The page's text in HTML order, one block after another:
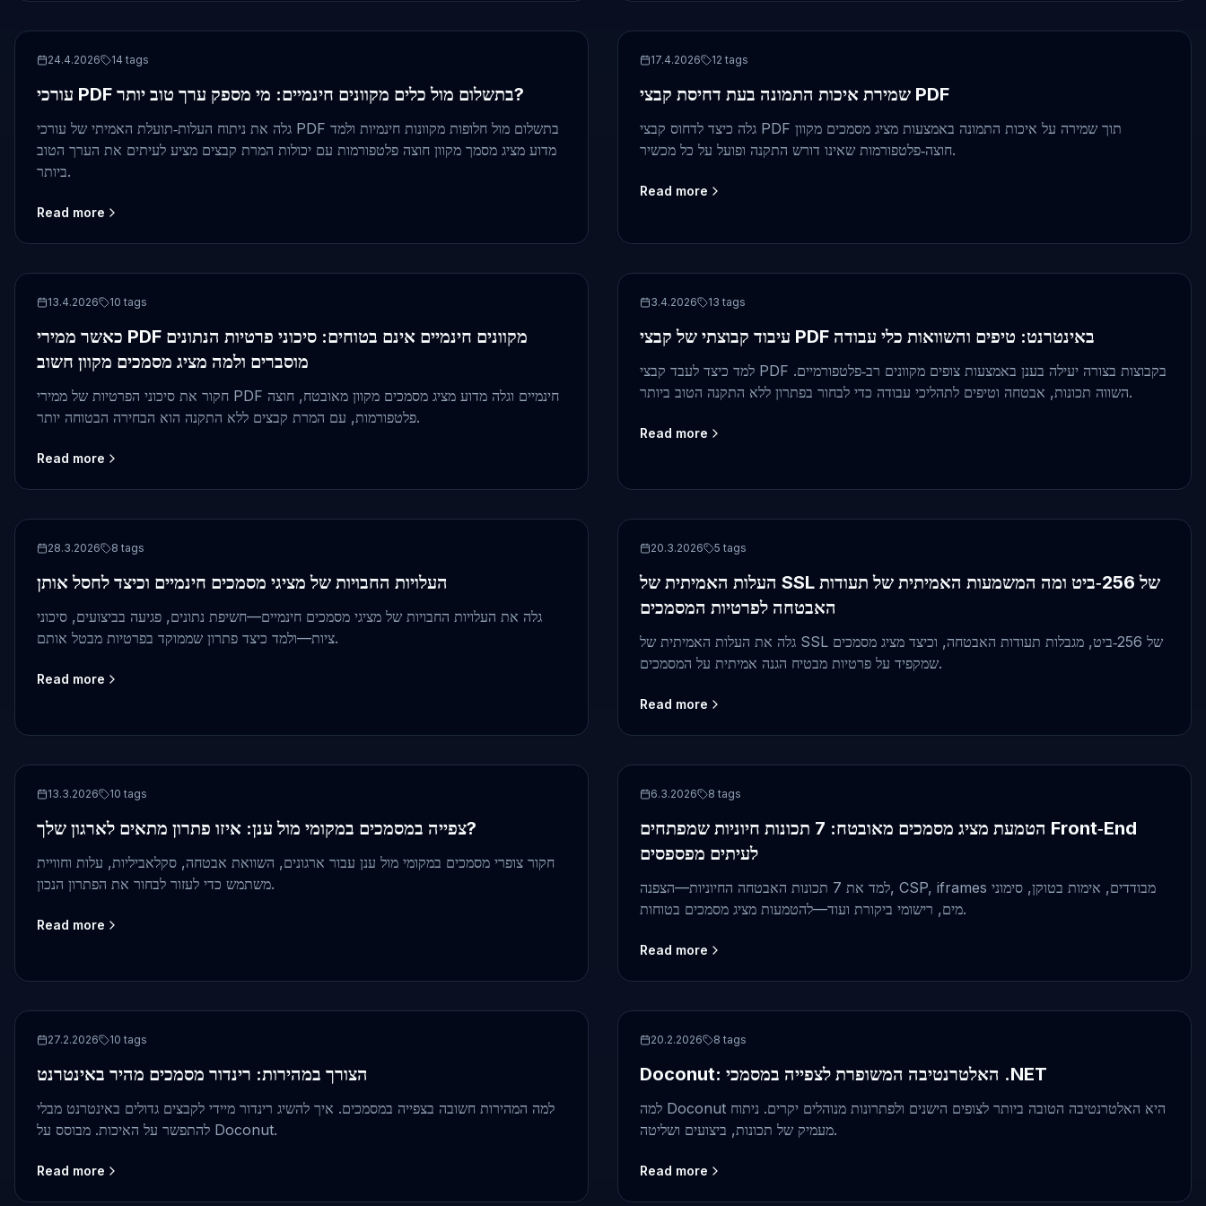
pdf24.4.2026 14 tags
עורכי PDF בתשלום מול כלים מקוונים חינמיים: מי מספק ערך טוב יותר?
גלה את ניתוח העלות‑תועלת האמיתי של עורכי PDF בתשלום מול חלופות מקוונות חינמיות ולמד
מדוע מציג מסמך מקוון חוצה פלטפורמות עם יכולות המרת קבצים מציע לעיתים את הערך הטוב
ביותר.
Read more
PDF compression
17.4.2026 12 tags
שמירת איכות התמונה בעת דחיסת קבצי PDF
גלה כיצד לדחוס קבצי PDF תוך שמירה על איכות התמונה באמצעות מציג מסמכים מקוון
חוצה‑פלטפורמות שאינו דורש התקנה ופועל על כל מכשיר.
Read more
PDF conversion
13.4.2026 10 tags
כאשר ממירי PDF מקוונים חינמיים אינם בטוחים: סיכוני פרטיות הנתונים
מוסברים ולמה מציג מסמכים מקוון חשוב
חקור את סיכוני הפרטיות של ממירי PDF חינמיים וגלה מדוע מציג מסמכים מקוון מאובטח, חוצה
פלטפורמות, עם המרת קבצים ללא התקנה הוא הבחירה הבטוחה יותר.
Read more
PDF
3.4.2026 13 tags
עיבוד קבוצתי של קבצי PDF באינטרנט: טיפים והשוואות כלי עבודה
למד כיצד לעבד קבצי PDF בקבוצות בצורה יעילה בענן באמצעות צופים מקוונים רב‑פלטפורמיים.
השווה תכונות, אבטחה וטיפים לתהליכי עבודה כדי לבחור בפתרון ללא התקנה הטוב ביותר.
Read more
free document viewer
28.3.2026 8 tags
העלויות החבויות של מציגי מסמכים חינמיים וכיצד לחסל אותן
גלה את העלויות החבויות של מציגי מסמכים חינמיים—חשיפת נתונים, פגיעה בביצועים, סיכוני
ציות—ולמד כיצד פתרון שממוקד בפרטיות מבטל אותם.
Read more
security
20.3.2026 5 tags
העלות האמיתית של SSL של 256‑ביט ומה המשמעות האמיתית של תעודות
האבטחה לפרטיות המסמכים
גלה את העלות האמיתית של SSL של 256‑ביט, מגבלות תעודות האבטחה, וכיצד מציג מסמכים
שמקפיד על פרטיות מבטיח הגנה אמיתית על המסמכים.
Read more
on-premise
13.3.2026 10 tags
צפייה במסמכים במקומי מול ענן: איזו פתרון מתאים לארגון שלך?
חקור צופרי מסמכים במקומי מול ענן עבור ארגונים, השוואת אבטחה, סקלאביליות, עלות וחוויית
משתמש כדי לעזור לבחור את הפתרון הנכון.
Read more
front-end
6.3.2026 8 tags
הטמעת מציג מסמכים מאובטח: 7 תכונות חיוניות שמפתחים Front‑End
לעיתים מפספסים
למד את 7 תכונות האבטחה החיוניות—הצפנה, CSP, iframes מבודדים, אימות בטוקן, סימוני
מים, רישומי ביקורת ועוד—להטמעות מציג מסמכים בטוחות.
Read more
Performance
27.2.2026 10 tags
הצורך במהירות: רינדור מסמכים מהיר באינטרנט
למה המהירות חשובה בצפייה במסמכים. איך להשיג רינדור מיידי לקבצים גדולים באינטרנט מבלי
להתפשר על האיכות. מבוסס על Doconut.
Read more
Comparison
20.2.2026 8 tags
Doconut: האלטרנטיבה המשופרת לצפייה במסמכי .NET
למה Doconut היא האלטרנטיבה הטובה ביותר לצופים הישנים ולפתרונות מנוהלים יקרים. ניתוח
מעמיק של תכונות, ביצועים ושליטה.
Read more